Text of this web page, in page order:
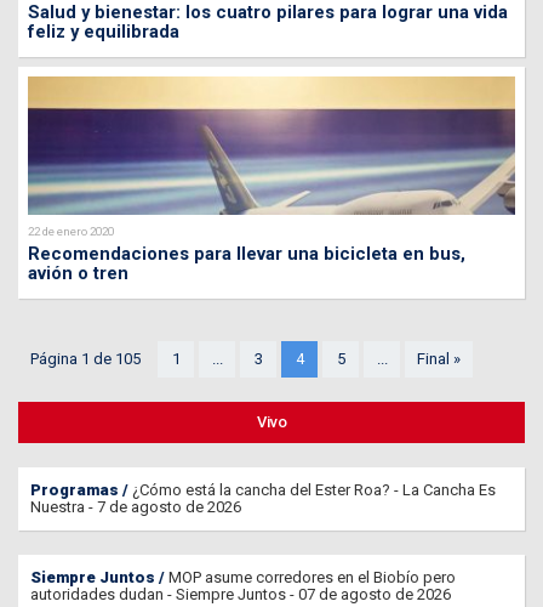
Salud y bienestar: los cuatro pilares para lograr una vida
feliz y equilibrada
22 de enero 2020
Recomendaciones para llevar una bicicleta en bus,
avión o tren
Página 1 de 105 1 ... 3 4 5 ... Final »
Vivo
Programas
¿Cómo está la cancha del Ester Roa? - La Cancha Es
Nuestra - 7 de agosto de 2026
Siempre Juntos
MOP asume corredores en el Biobío pero
autoridades dudan - Siempre Juntos - 07 de agosto de 2026